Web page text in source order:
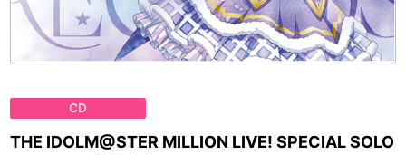
CD
THE IDOLM@STER MILLION LIVE! SPECIAL SOLO